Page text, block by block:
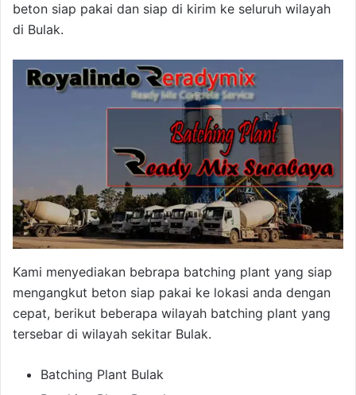
beton siap pakai dan siap di kirim ke seluruh wilayah
di Bulak.
Kami menyediakan bebrapa batching plant yang siap
mengangkut beton siap pakai ke lokasi anda dengan
cepat, berikut beberapa wilayah batching plant yang
tersebar di wilayah sekitar Bulak.
Batching Plant Bulak